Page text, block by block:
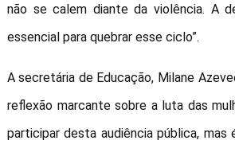
não se calem diante da violência. A
essencial para quebrar esse ciclo”.
A secretária de Educação, Milane
reflexão marcante sobre a luta das
participar desta audiência pública,